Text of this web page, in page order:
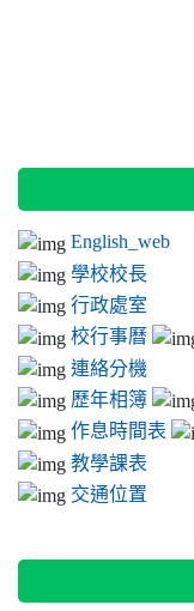
:::
English_web
學校校長
行政處室
校行事曆
連絡分機
歷年相簿
作息時間表
教學課表
交通位置